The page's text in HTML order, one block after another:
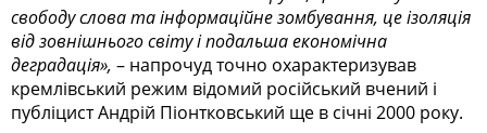
свободу слова та інформаційне зомбування, це ізоляція
від зовнішнього світу і подальша економічна
деградація», – напрочуд точно охарактеризував
кремлівський режим відомий російський вчений і
публіцист Андрій Піонтковський ще в січні 2000 року.